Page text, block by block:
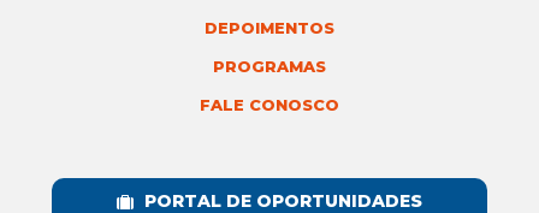
DEPOIMENTOS
PROGRAMAS
FALE CONOSCO
PORTAL DE OPORTUNIDADES